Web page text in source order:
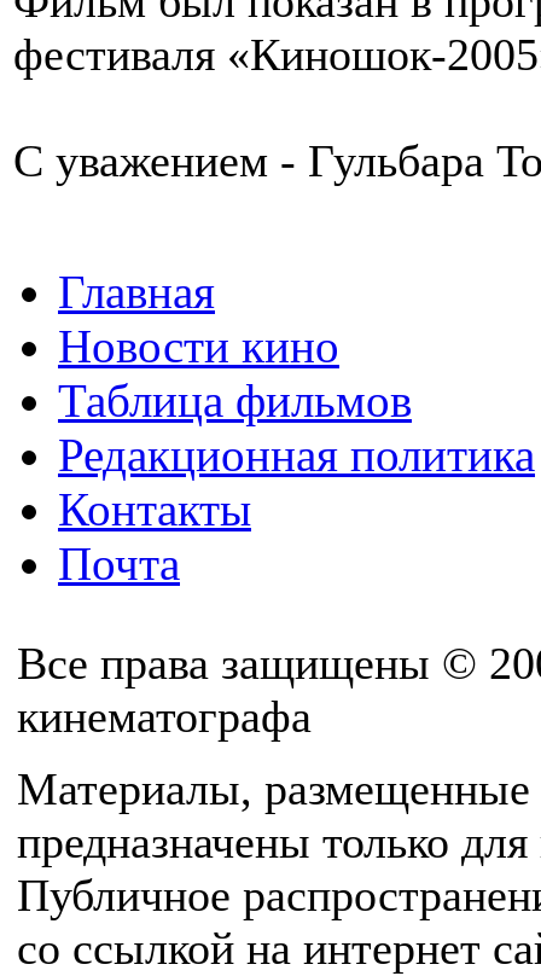
фестиваля «Киношок-
С уважением - Гульбара
Главная
Новости кино
Таблица фильмов
Редакционная политика
Контакты
Почта
Все права защищены ©
кинематографа
Материалы, размещенные
предназначены только
Публичное
со ссылкой на интернет